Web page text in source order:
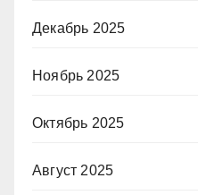
Декабрь 2025
Ноябрь 2025
Октябрь 2025
Август 2025